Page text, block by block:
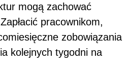
mogą zachować
pracownikom,
zobowiązania
kolejnych tygodni na